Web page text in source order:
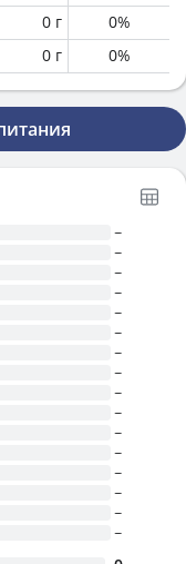
0 г 0%
0 г 0%
~
~
~
~
~
~
~
~
~
~
~
~
~
~
~
~